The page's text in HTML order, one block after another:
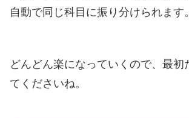
自動で同じ科目に振り分けられます。
どんどん楽になっていくので、最初
てくださいね。